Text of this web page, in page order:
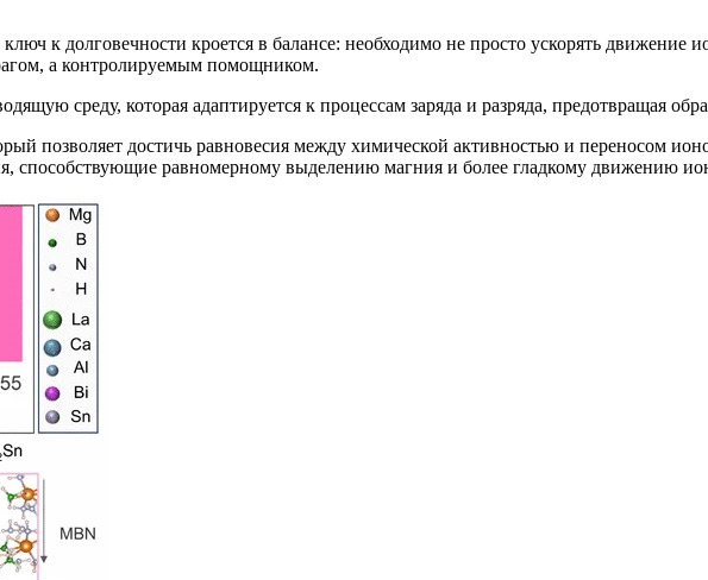
к долговечности кроется в балансе: необходимо не просто ускорять движение
а контролируемым помощником.
среду, которая адаптируется к процессам заряда и разряда, предотвращая
позволяет достичь равновесия между химической активностью и переносом
способствующие равномерному выделению магния и более гладкому движению